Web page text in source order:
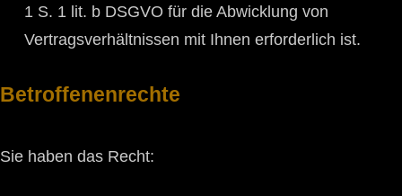
1 S. 1 lit. b DSGVO für die Abwicklung von
Vertragsverhältnissen mit Ihnen erforderlich ist.
Betroffenenrechte
Sie haben das Recht: